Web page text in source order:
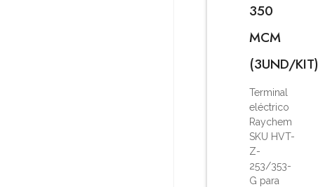
350
MCM
(3UND/KIT)
Terminal
eléctrico
Raychem
SKU HVT-
Z-
253/353-
G para